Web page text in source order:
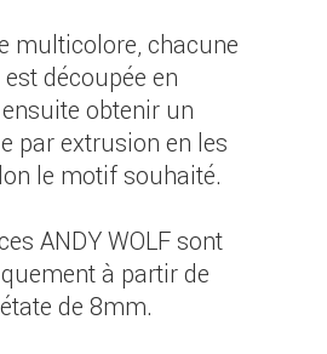
multicolore, chacune
découpée en
obtenir un
par extrusion en les
le motif souhaité.
ANDY WOLF sont
à partir de
de 8mm.